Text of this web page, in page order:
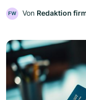
FW Von Redaktion